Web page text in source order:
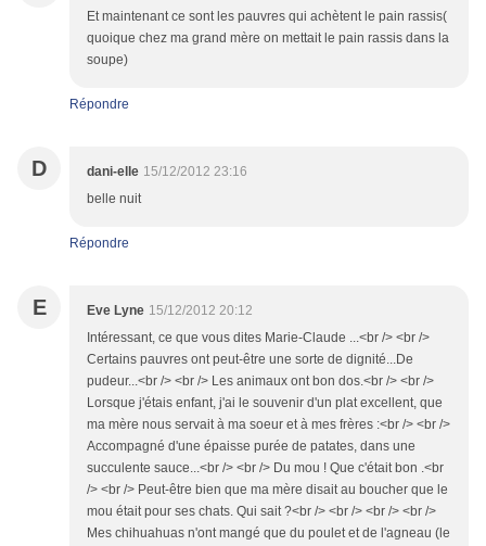
Et maintenant ce sont les pauvres qui achètent le pain rassis(
quoique chez ma grand mère on mettait le pain rassis dans la
soupe)
Répondre
D dani-elle 15/12/2012 23:16
belle nuit
Répondre
E Eve Lyne 15/12/2012 20:12
Intéressant, ce que vous dites Marie-Claude ...<br /> <br />
Certains pauvres ont peut-être une sorte de dignité...De
pudeur...<br /> <br /> Les animaux ont bon dos.<br /> <br />
Lorsque j'étais enfant, j'ai le souvenir d'un plat excellent, que
ma mère nous servait à ma soeur et à mes frères :<br /> <br />
Accompagné d'une épaisse purée de patates, dans une
succulente sauce...<br /> <br /> Du mou ! Que c'était bon .<br
/> <br /> Peut-être bien que ma mère disait au boucher que le
mou était pour ses chats. Qui sait ?<br /> <br /> <br /> <br />
Mes chihuahuas n'ont mangé que du poulet et de l'agneau (le